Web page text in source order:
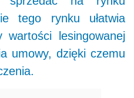
tego rynku ułatwia
lesingowanej
umowy, dzięki czemu